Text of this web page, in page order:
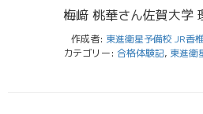
作成者: 東進衛星予備校 JR香
カテゴリー: 合格体験記, 東進衛